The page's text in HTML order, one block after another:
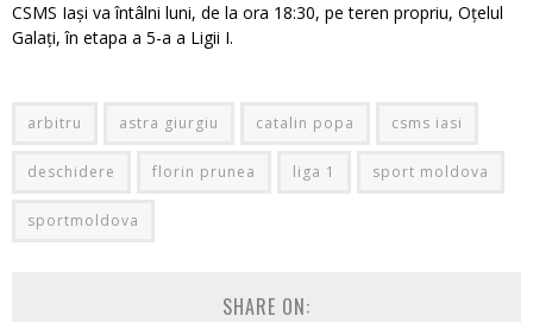
CSMS Iași va întâlni luni, de la ora 18:30, pe teren propriu, Oțelul
Galați, în etapa a 5-a a Ligii I.
arbitru astra giurgiu catalin popa csms iasi
deschidere florin prunea liga 1 sport moldova
sportmoldova
SHARE ON: